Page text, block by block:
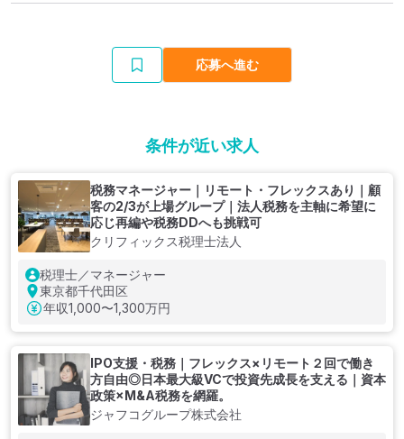
応募へ進む
条件が近い求人
税務マネージャー｜リモート・フレックスあり｜顧
客の2/3が上場グループ｜法人税務を主軸に希望に
応じ再編や税務DDへも挑戦可
クリフィックス税理士法人
税理士／マネージャー
東京都千代田区
年収1,000〜1,300万円
IPO支援・税務｜フレックス×リモート２回で働き
方自由◎日本最大級VCで投資先成長を支える｜資本
政策×M&A税務を網羅。
ジャフコグループ株式会社